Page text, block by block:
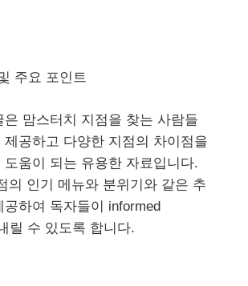
주요 포인트
은 맘스터치 지점을 찾는 사람들
제공하고 다양한 지점의 차이점을
도움이 되는 유용한 자료입니다.
의 인기 메뉴와 분위기와 같은 추
공하여 독자들이 informed
릴 수 있도록 합니다.